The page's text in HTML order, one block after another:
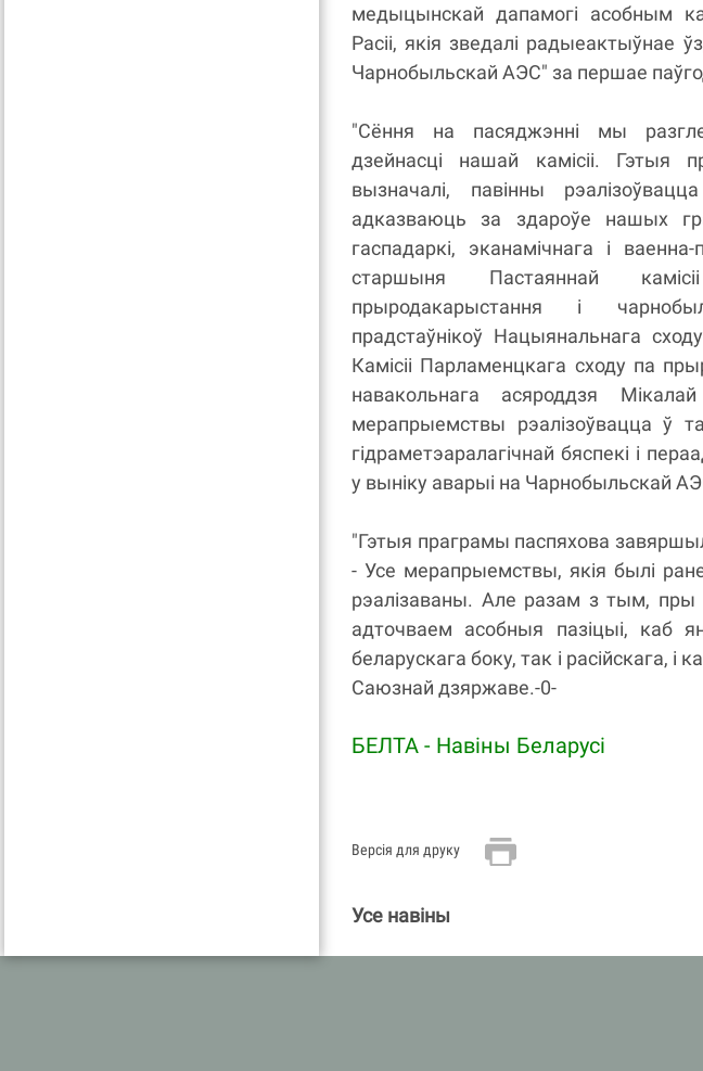
медыцынскай дапамогі асобным
Расіі, якія зведалі радыеактыўнае
Чарнобыльскай АЭС" за першае
"Сёння на пасяджэнні мы
дзейнасці нашай камісіі.
вызначалі, павінны
адказваюць за здароўе нашых
гаспадаркі, эканамічнага і
старшыня Пастаяннай
прыродакарыстання і
прадстаўнікоў Нацыянальнага
Камісіі Парламенцкага сходу па
навакольнага асяроддзя
мерапрыемствы рэалізоўвацца ў
гідраметэаралагічнай бяспекі і
у выніку аварыі на Чарнобыльскай
"Гэтыя праграмы паспяхова
- Усе мерапрыемствы, якія былі
рэалізаваны. Але разам з тым,
адточваем асобныя пазіцыі, каб
беларускага боку, так і расійскага,
Саюзнай дзяржаве.-0-
БЕЛТА - Навiны Беларусi
Версія для друку
Усе навіны